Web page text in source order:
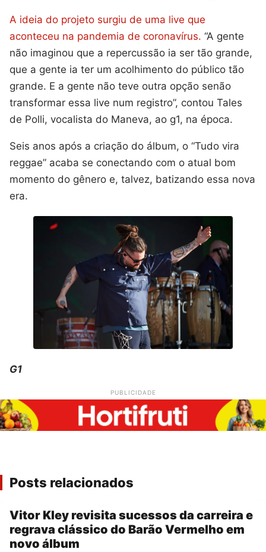
A ideia do projeto surgiu de uma live que
aconteceu na pandemia de coronavírus. “A gente
não imaginou que a repercussão ia ser tão grande,
que a gente ia ter um acolhimento do público tão
grande. E a gente não teve outra opção senão
transformar essa live num registro”, contou Tales
de Polli, vocalista do Maneva, ao g1, na época.
Seis anos após a criação do álbum, o “Tudo vira
reggae” acaba se conectando com o atual bom
momento do gênero e, talvez, batizando essa nova
era.
G1
PUBLICIDADE
Posts relacionados
Vitor Kley revisita sucessos da carreira e
regrava clássico do Barão Vermelho em
novo álbum